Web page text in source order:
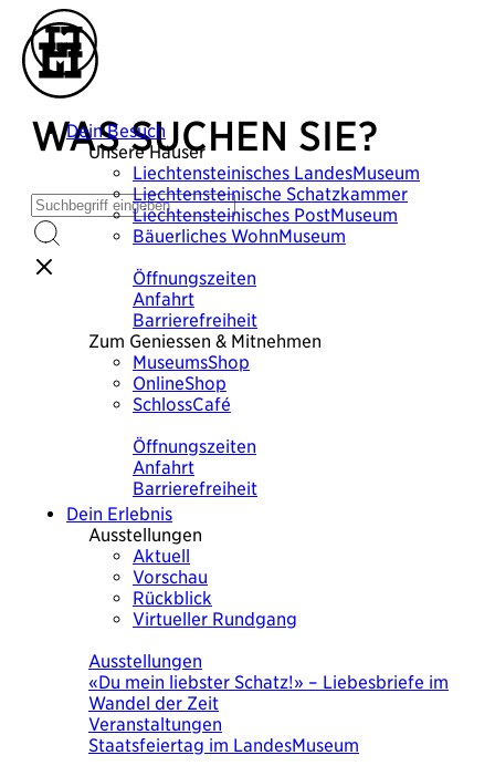
Dein Besuch
Unsere Häuser
Liechtensteinisches LandesMuseum
Liechtensteinische Schatzkammer
Liechtensteinisches PostMuseum
Bäuerliches WohnMuseum
Öffnungszeiten
Anfahrt
Barrierefreiheit
Zum Geniessen & Mitnehmen
MuseumsShop
OnlineShop
SchlossCafé
Öffnungszeiten
Anfahrt
Barrierefreiheit
Dein Erlebnis
Ausstellungen
Aktuell
Vorschau
Rückblick
Virtueller Rundgang
Ausstellungen
«Du mein liebster Schatz!» – Liebesbriefe im
Wandel der Zeit
Veranstaltungen
Staatsfeiertag im LandesMuseum
WAS SUCHEN SIE?